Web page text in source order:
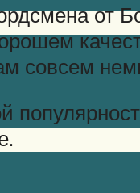
от
совсем